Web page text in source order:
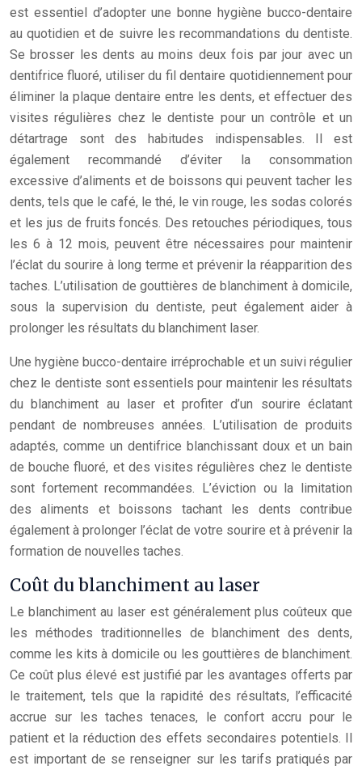
est essentiel d’adopter une bonne hygiène bucco-dentaire
au quotidien et de suivre les recommandations du dentiste.
Se brosser les dents au moins deux fois par jour avec un
dentifrice fluoré, utiliser du fil dentaire quotidiennement pour
éliminer la plaque dentaire entre les dents, et effectuer des
visites régulières chez le dentiste pour un contrôle et un
détartrage sont des habitudes indispensables. Il est
également recommandé d’éviter la consommation
excessive d’aliments et de boissons qui peuvent tacher les
dents, tels que le café, le thé, le vin rouge, les sodas colorés
et les jus de fruits foncés. Des retouches périodiques, tous
les 6 à 12 mois, peuvent être nécessaires pour maintenir
l’éclat du sourire à long terme et prévenir la réapparition des
taches. L’utilisation de gouttières de blanchiment à domicile,
sous la supervision du dentiste, peut également aider à
prolonger les résultats du blanchiment laser.
Une hygiène bucco-dentaire irréprochable et un suivi régulier
chez le dentiste sont essentiels pour maintenir les résultats
du blanchiment au laser et profiter d’un sourire éclatant
pendant de nombreuses années. L’utilisation de produits
adaptés, comme un dentifrice blanchissant doux et un bain
de bouche fluoré, et des visites régulières chez le dentiste
sont fortement recommandées. L’éviction ou la limitation
des aliments et boissons tachant les dents contribue
également à prolonger l’éclat de votre sourire et à prévenir la
formation de nouvelles taches.
Coût du blanchiment au laser
Le blanchiment au laser est généralement plus coûteux que
les méthodes traditionnelles de blanchiment des dents,
comme les kits à domicile ou les gouttières de blanchiment.
Ce coût plus élevé est justifié par les avantages offerts par
le traitement, tels que la rapidité des résultats, l’efficacité
accrue sur les taches tenaces, le confort accru pour le
patient et la réduction des effets secondaires potentiels. Il
est important de se renseigner sur les tarifs pratiqués par